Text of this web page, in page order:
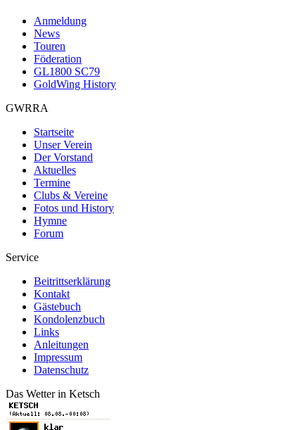
Anmeldung
News
Touren
Föderation
GL1800 SC79
GoldWing History
GWRRA
Startseite
Unser Verein
Der Vorstand
Aktuelles
Termine
Clubs & Vereine
Fotos und History
Hymne
Forum
Service
Beitrittserklärung
Kontakt
Gästebuch
Kondolenzbuch
Links
Anleitungen
Impressum
Datenschutz
Das Wetter in Ketsch